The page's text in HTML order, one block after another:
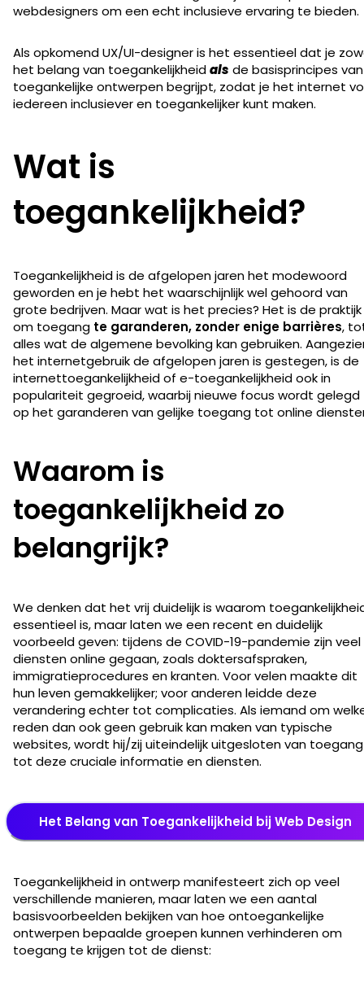
webdesigners om een echt inclusieve ervaring te bieden.
Als opkomend UX/UI-designer is het essentieel dat je
het belang van toegankelijkheidals de basisprincipes van
toegankelijke ontwerpen begrijpt, zodat je het internet
iedereen inclusiever en toegankelijker kunt maken.
Wat is
toegankelijkheid?
Toegankelijkheid is de afgelopen jaren het modewoord
geworden en je hebt het waarschijnlijk wel gehoord van
grote bedrijven. Maar wat is het precies? Het is de praktijk
om toegang te garanderen, zonder enige barrières,
alles wat de algemene bevolking kan gebruiken.
het internetgebruik de afgelopen jaren is gestegen, is de
internettoegankelijkheid of e-toegankelijkheid ook in
populariteit gegroeid, waarbij nieuwe focus wordt gelegd
op het garanderen van gelijke toegang tot online
Waarom is
toegankelijkheid zo
belangrijk?
We denken dat het vrij duidelijk is waarom
essentieel is, maar laten we een recent en duidelijk
voorbeeld geven: tijdens de COVID-19-pandemie zijn veel
diensten online gegaan, zoals doktersafspraken,
immigratieprocedures en kranten. Voor velen maakte dit
hun leven gemakkelijker; voor anderen leidde deze
verandering echter tot complicaties. Als iemand om
reden dan ook geen gebruik kan maken van typische
websites, wordt hij/zij uiteindelijk uitgesloten van toegang
tot deze cruciale informatie en diensten.
Het Belang van Toegankelijkheid bij Web Design
Toegankelijkheid in ontwerp manifesteert zich op veel
verschillende manieren, maar laten we een aantal
basisvoorbeelden bekijken van hoe ontoegankelijke
ontwerpen bepaalde groepen kunnen verhinderen om
toegang te krijgen tot de dienst: